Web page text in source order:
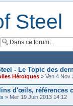
Steel
- Le Topic des
Héroïques » Ven 4 Nov
d'œils, références
» Mer 19 Juin 2013 14:12